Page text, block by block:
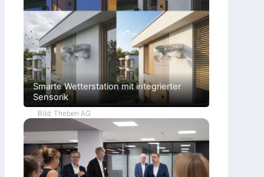
Smarte Wetterstation mit integrierter
Sensorik
Bild: Theben AG